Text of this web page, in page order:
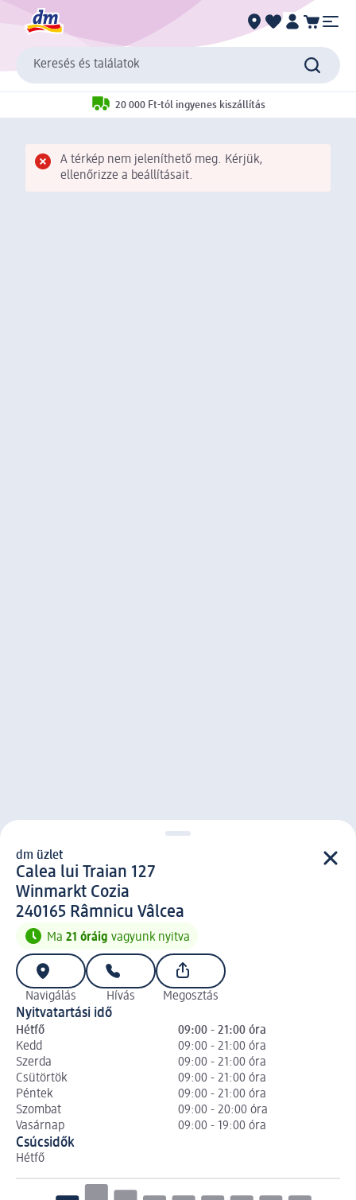
Keresés és találatok
20 000 Ft-tól ingyenes kiszállítás
A térkép nem jeleníthető meg. Kérjük,
ellenőrizze a beállításait.
d m üzlet
dm üzlet
Calea lui Traian 127
Winmarkt Cozia
2 4 0 1 6 5
240165 Râmnicu Vâlcea
Ma 21 óráig vagyunk nyitva
Navigálás Hívás Megosztás
Nyitvatartási idő
Hétfő
09:00 - 21:00 óra
Kedd
09:00 - 21:00 óra
Szerda
09:00 - 21:00 óra
Csütörtök
09:00 - 21:00 óra
Péntek
09:00 - 21:00 óra
Szombat
09:00 - 20:00 óra
Vasárnap
09:00 - 19:00 óra
Csúcsidők
Hétfő